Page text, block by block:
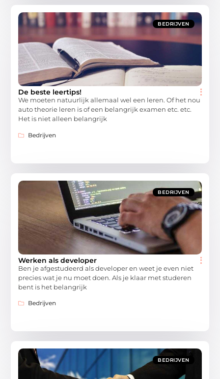
BEDRIJVEN
De beste leertips!
We moeten natuurlijk allemaal wel een leren. Of het nou
auto theorie leren is of een belangrijk examen etc. etc.
Het is niet alleen belangrijk
Bedrijven
BEDRIJVEN
Werken als developer
Ben je afgestudeerd als developer en weet je even niet
precies wat je nu moet doen. Als je klaar met studeren
bent is het belangrijk
Bedrijven
BEDRIJVEN